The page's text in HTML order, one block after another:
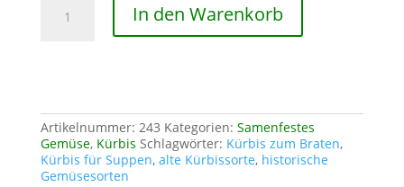
Olive
In den Warenkorb
Artikelnummer: 243 Kategorien: Samenfestes
Gemüse, Kürbis Schlagwörter: Kürbis zum Braten,
Kürbis für Suppen, alte Kürbissorte, historische
Gemüsesorten